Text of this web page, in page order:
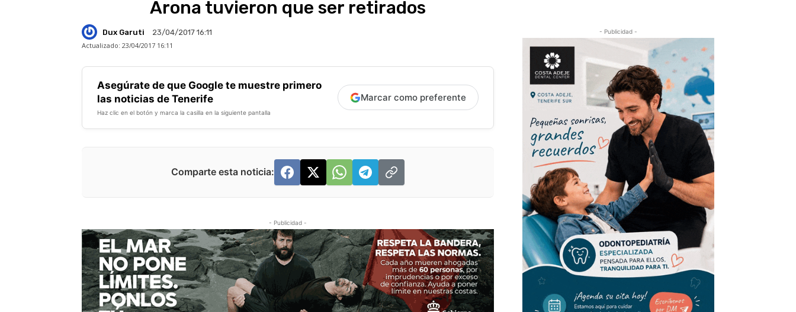
Arona tuvieron que ser retirados
Dux Garuti
23/04/2017 16:11
Actualizado: 23/04/2017 16:11
Asegúrate de que Google te muestre primero
las noticias de Tenerife
Haz clic en el botón y marca la casilla en la siguiente pantalla
Marcar como preferente
Comparte esta noticia:
- Publicidad -
- Publicidad -